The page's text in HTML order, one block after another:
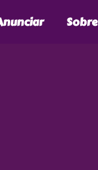
Sobre